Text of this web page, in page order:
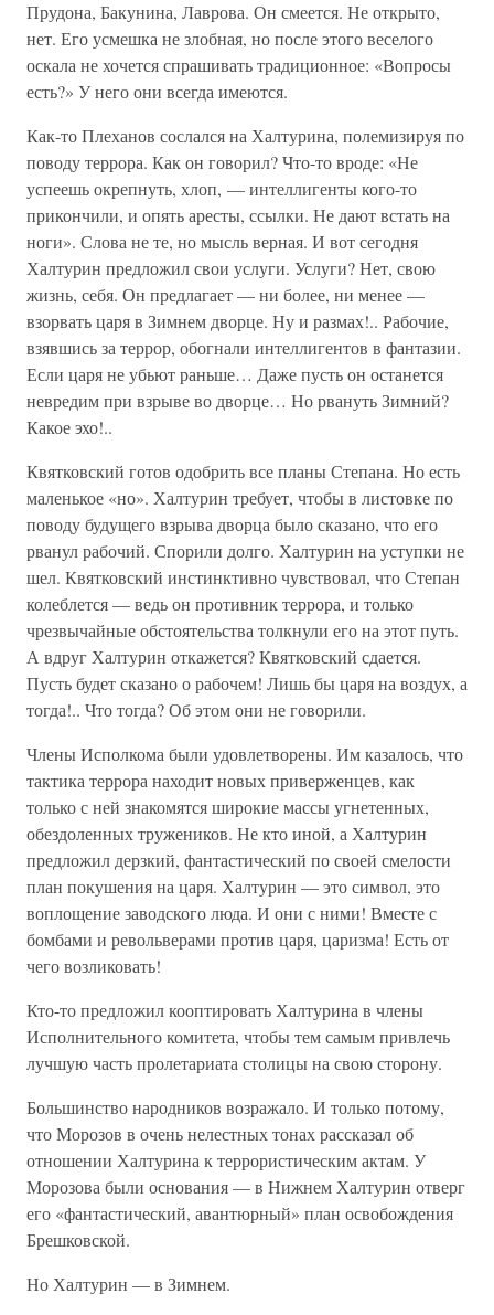
Прудона, Бакунина, Лаврова. Он смеется. Не открыто,
нет. Его усмешка не злобная, но после этого веселого
оскала не хочется спрашивать традиционное: «Вопросы
есть?» У него они всегда имеются.
Как-то Плеханов сослался на Халтурина, полемизируя по
поводу террора. Как он говорил? Что-то вроде: «Не
успеешь окрепнуть, хлоп, — интеллигенты кого-то
прикончили, и опять аресты, ссылки. Не дают встать на
ноги». Слова не те, но мысль верная. И вот сегодня
Халтурин предложил свои услуги. Услуги? Нет, свою
жизнь, себя. Он предлагает — ни более, ни менее —
взорвать царя в Зимнем дворце. Ну и размах!.. Рабочие,
взявшись за террор, обогнали интеллигентов в фантазии.
Если царя не убьют раньше… Даже пусть он останется
невредим при взрыве во дворце… Но рвануть Зимний?
Какое эхо!..
Квятковский готов одобрить все планы Степана. Но есть
маленькое «но». Халтурин требует, чтобы в листовке по
поводу будущего взрыва дворца было сказано, что его
рванул рабочий. Спорили долго. Халтурин на уступки не
шел. Квятковский инстинктивно чувствовал, что Степан
колеблется — ведь он противник террора, и только
чрезвычайные обстоятельства толкнули его на этот путь.
А вдруг Халтурин откажется? Квятковский сдается.
Пусть будет сказано о рабочем! Лишь бы царя на воздух, а
тогда!.. Что тогда? Об этом они не говорили.
Члены Исполкома были удовлетворены. Им казалось, что
тактика террора находит новых приверженцев, как
только с ней знакомятся широкие массы угнетенных,
обездоленных тружеников. Не кто иной, а Халтурин
предложил дерзкий, фантастический по своей смелости
план покушения на царя. Халтурин — это символ, это
воплощение заводского люда. И они с ними! Вместе с
бомбами и револьверами против царя, царизма! Есть от
чего возликовать!
Кто-то предложил кооптировать Халтурина в члены
Исполнительного комитета, чтобы тем самым привлечь
лучшую часть пролетариата столицы на свою сторону.
Большинство народников возражало. И только потому,
что Морозов в очень нелестных тонах рассказал об
отношении Халтурина к террористическим актам. У
Морозова были основания — в Нижнем Халтурин отверг
его «фантастический, авантюрный» план освобождения
Брешковской.
Но Халтурин — в Зимнем.